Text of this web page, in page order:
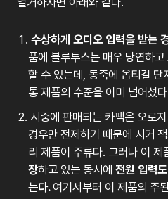
수상하게 오디오 입력을 받는
품에 블루투스는 매우 당연하고
할 수 있는데 , 동축에 옵티컬 단
통 제품의 수준을 이미 넘어섰다
시중에 판매되는 카팩은 오로지
경우만 전제하기 때문에 시거
리 제품이 주류다. 그러나 이 제
장하고 있는 동시에 전원 입력도
는다. 여기서부터 이 제품의 주된